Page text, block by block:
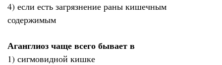
4) если есть загрязнение раны кишечным
содержимым
Аганглиоз чаще всего бывает в
1) сигмовидной кишке